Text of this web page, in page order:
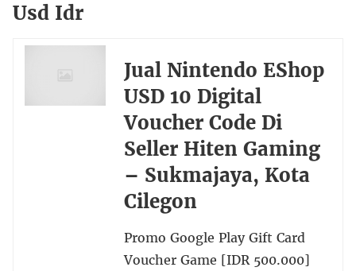
Usd Idr
Jual Nintendo EShop
USD 10 Digital
Voucher Code Di
Seller Hiten Gaming
– Sukmajaya, Kota
Cilegon
Promo Google Play Gift Card
Voucher Game [IDR 500.000]